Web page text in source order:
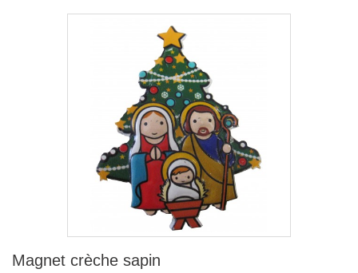
Magnet crèche sapin